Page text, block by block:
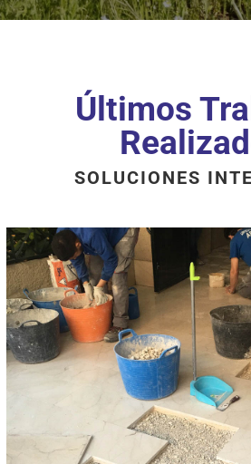
Últimos
SOLUCIONES